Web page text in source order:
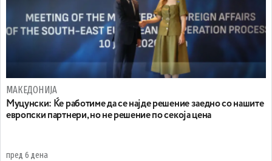
МАКЕДОНИЈА
Муцунски: Ќе работиме да се најде решение заедно со нашите
европски партнери, но не решение по секоја цена
пред 6 дена